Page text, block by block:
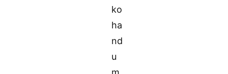
ko
ha
nd
u